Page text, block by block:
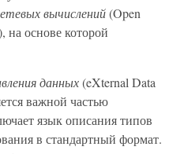
вычислений(Open
основе которой
данных(eXternal Data
важной частью
язык описания типов
в стандартный формат.